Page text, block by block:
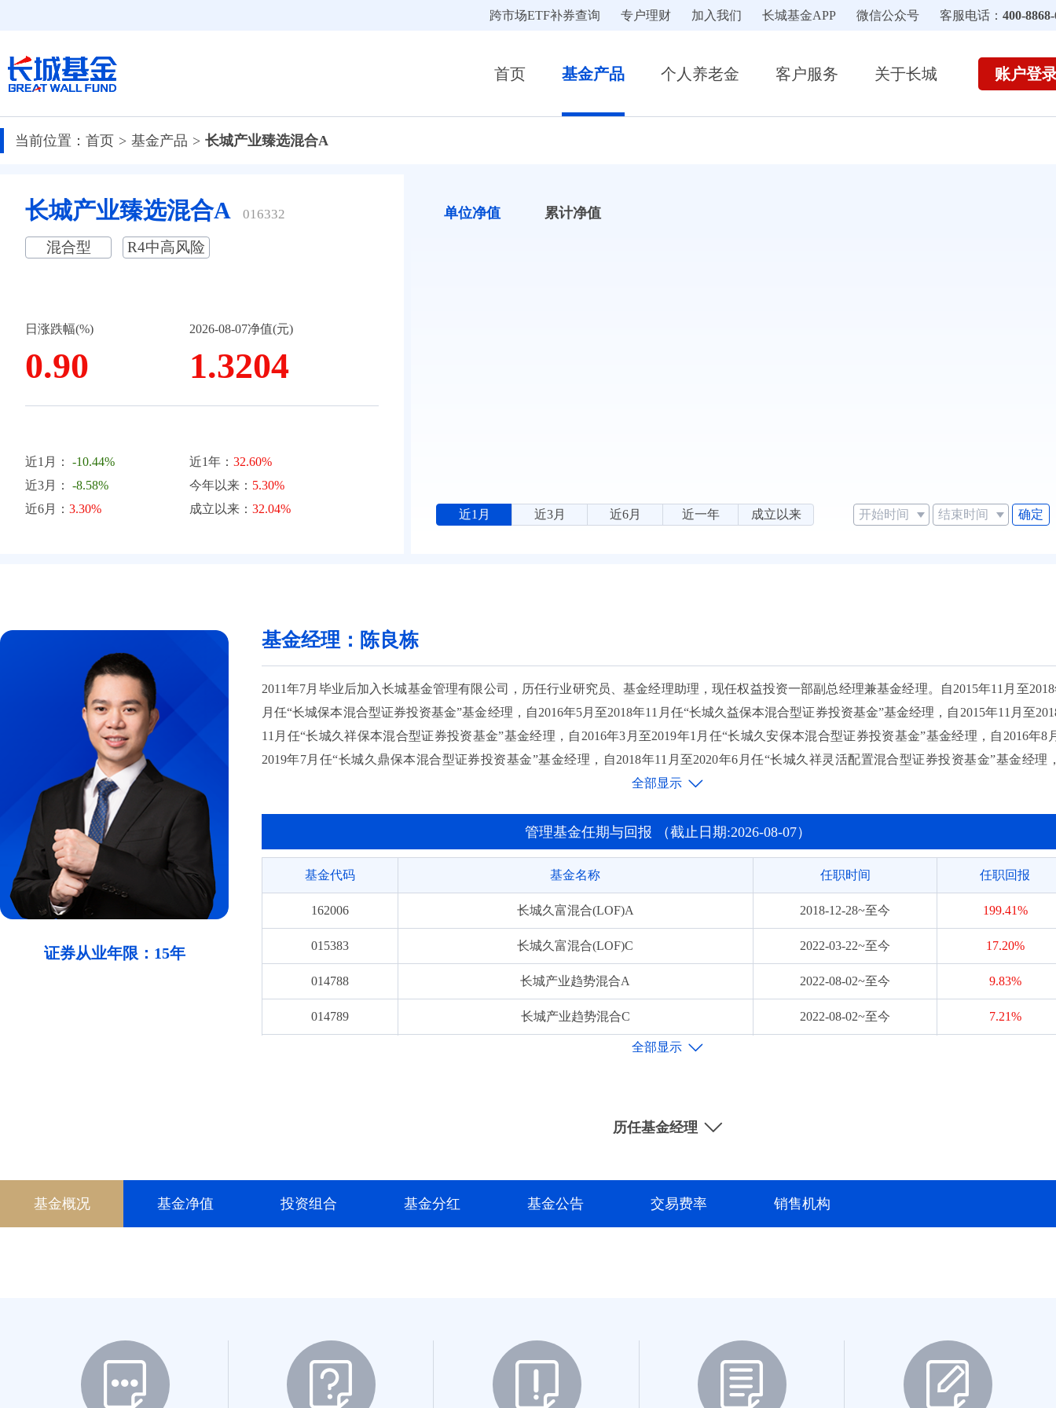
跨市场ETF补券查询 专户理财 加入我们 长城基金APP 微信公众号 客服电话： 400-
首页 基金产品 个人养老金 客户服务 关于长城 账户登
当前位置： 首页 基金产品 长城产业臻选混合A
长城产业臻选混合A 016332
混合型 R4中高风险
日涨跌幅(%)
0.90
2026-08-07净值(元)
1.3204
近1月： -10.44%
近3月： -8.58%
近6月： 3.30%
近1年：32.60%
今年以来： 5.30%
成立以来：32.04%
单位净值 累计净值
近1月 近3月 近6月 近一年 成立以来 确定
证券从业年限：15年
基金经理：陈良栋
2011年7月毕业后加入长城基金管理有限公司，历任行业研究员、基金经理助理，现任权益投资一部副总经理兼基金经理。自2015年11月至
月任“长城保本混合型证券投资基金”基金经理，自2016年5月至2018年11月任“长城久益保本混合型证券投资基金”基金经理，自2015年11月至
11月任“长城久祥保本混合型证券投资基金”基金经理，自2016年3月至2019年1月任“长城久安保本混合型证券投资基金”基金经理，自2016年8
2019年7月任“长城久鼎保本混合型证券投资基金”基金经理，自2018年11月至2020年6月任“长城久祥灵活配置混合型证券投资基金”基金经理
2021年9月至2023年8月任“长城科创板两年定期开放混合型证券投资基金”基金经理，自2017年3月至2025年1月任“长城新兴产业灵活配置混合型
券投资基金(LOF)”基金经理，自2022年8月至今任“长城产业趋势混合型证券投资基金”基金经理，自2023年3月至今任“长城产业臻选混合型证券
基金”基金经理，自2024年7月至今任“长城产业优选混合型证券投资基金”基金经理。
管理基金任期与回报 （截止日期:2026-08-07）
基金代码 基金名称 任职时间 任职回报
162006 长城久富混合(LOF)A 2018-12-28~至今 199.41%
015383 长城久富混合(LOF)C 2022-03-22~至今 17.20%
014788 长城产业趋势混合A 2022-08-02~至今 9.83%
014789 长城产业趋势混合C 2022-08-02~至今 7.21%
长城产业优选混合A
001613 长城久祥混合A 2015-11-27~2020-06-17 47.03%
002542 长城久鼎混合A 2016-08-25~2019-07-26 6.51%
000976 长城新兴产业混合A 2017-03-16~2025-01-17 81.71%
历任基金经理
基金概况 基金净值 投资组合 基金分红 基金公告 交易费率 销售机构